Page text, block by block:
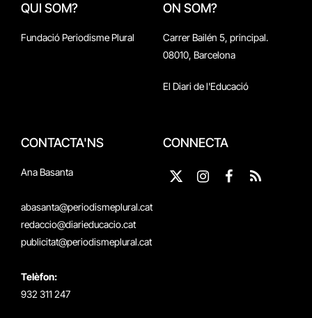
QUI SOM?
Fundació Periodisme Plural
ON SOM?
Carrer Bailén 5, principal.
08010, Barcelona
El Diari de l'Educació
CONTACTA'NS
Ana Basanta
abasanta@periodismeplural.cat
redaccio@diarieducacio.cat
publicitat@periodismeplural.cat
Telèfon:
932 311 247
CONNECTA
X
InstagramFacebook
RSS